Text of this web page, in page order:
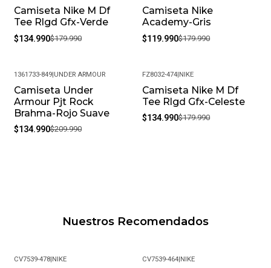
-25%
Camiseta Nike M Df
Tee Rlgd Gfx-Verde
$134.990$179.990
-33%
Camiseta Nike
Academy-Gris
$119.990$179.990
-36%
1361733-849| UNDER ARMOUR
Camiseta Under
Armour Pjt Rock
Brahma-Rojo Suave
$134.990$209.990
-25%
FZ8032-474 NIKE
Camiseta Nike M Df
Tee Rlgd Gfx-Celeste
$134.990$179.990
Nuestros Recomendados
CV7539-478|NIKE CV7539-464|NIKE